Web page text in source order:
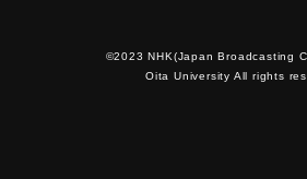
©2023 NHK(Japan Broadcasting
Oita University All rights